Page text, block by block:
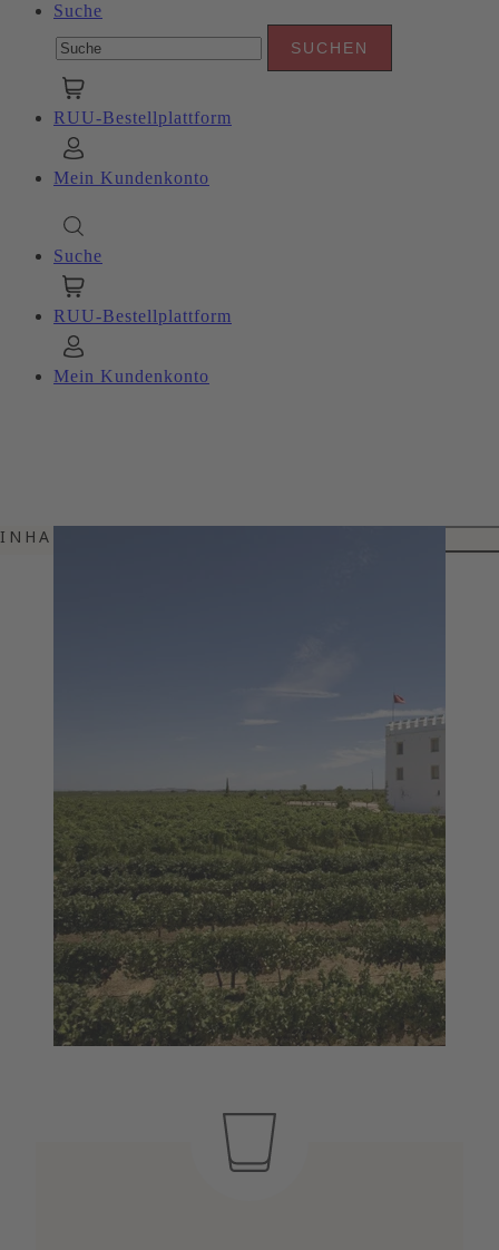
Suche
RUU-Bestellplattform
Mein Kundenkonto
Suche
RUU-Bestellplattform
Mein Kundenkonto
INHALTSVERZEICHNIS